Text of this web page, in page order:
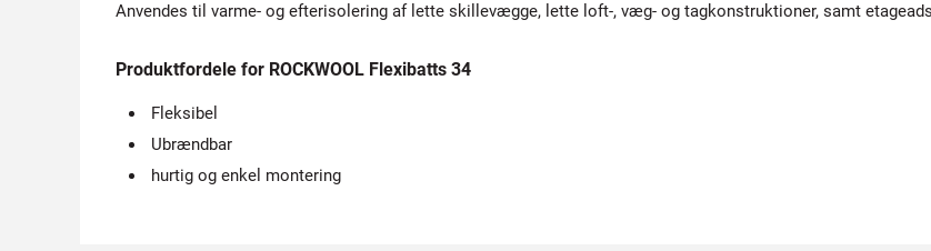
Anvendes til varme- og efterisolering af lette skillevægge, lette loft-, væg- og tagkonstruktioner, samt
Produktfordele for ROCKWOOL Flexibatts 34
Fleksibel
Ubrændbar
hurtig og enkel montering